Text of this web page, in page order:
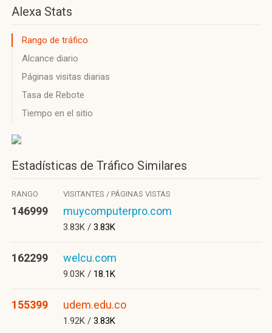
Alexa Stats
Rango de tráfico
Alcance diario
Páginas visitas diarias
Tasa de Rebote
Tiempo en el sitio
Estadísticas de Tráfico Similares
RANGO VISITANTES / PÁGINAS VISTAS
146999 muycomputerpro.com
3.83K / 3.83K
162299 welcu.com
9.03K / 18.1K
155399 udem.edu.co
1.92K / 3.83K